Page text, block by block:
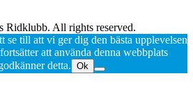
All rights reserved.
se till att vi ger dig den bästa upplevelsen
att använda denna webbplats
detta. Ok